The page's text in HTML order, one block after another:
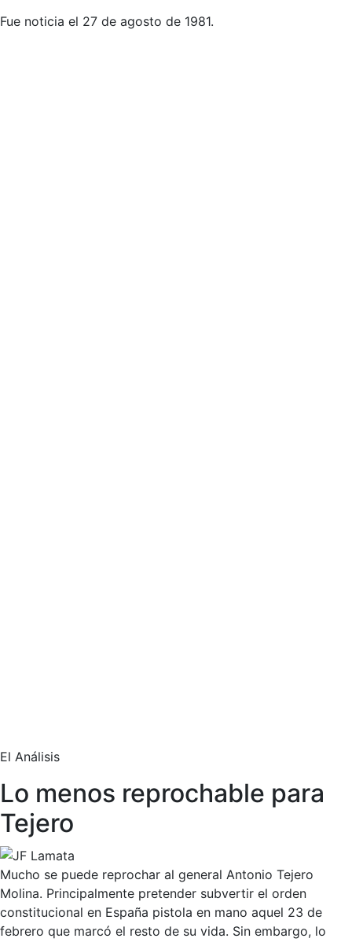
Fue noticia el 27 de agosto de 1981.
El Análisis
Lo menos reprochable para
Tejero
Mucho se puede reprochar al general Antonio Tejero
Molina. Principalmente pretender subvertir el orden
constitucional en España pistola en mano aquel 23 de
febrero que marcó el resto de su vida. Sin embargo, lo